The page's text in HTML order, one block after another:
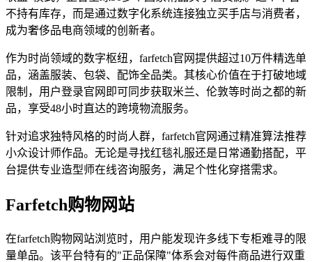
不持有库存，而是通过数字化系统连接独立买手店与消费者，
成为奢侈品电商领域的创新者。
作为时尚领域的数字枢纽，farfetch官网提供超过10万件精选单
品，涵盖服装、包袋、配饰全品类。其核心价值在于打破地域
限制，用户登录官网即可同步获取米兰、伦敦等时尚之都的新
品，享受48小时直达的跨境物流服务。
针对追求独特风格的时尚人群，farfetch官网通过精准算法推荐
小众设计师作品。无论是寻找红毯礼服还是日常通勤搭配，平
台提供专业造型师在线咨询服务，满足个性化穿搭需求。
Farfetch购物网站
在farfetch购物网站浏览时，用户能发现许多线下专柜难寻的限
量单品。该平台特有的"正品保障"体系会对每件商品进行双重